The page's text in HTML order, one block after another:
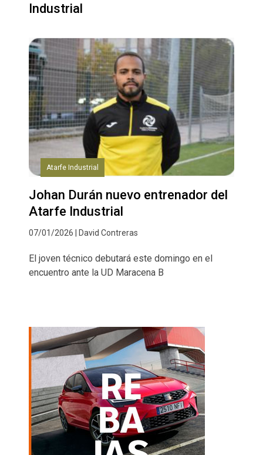
Industrial
Atarfe Industrial
Johan Durán nuevo entrenador del
Atarfe Industrial
07/01/2026 | David Contreras
El joven técnico debutará este domingo en el
encuentro ante la UD Maracena B